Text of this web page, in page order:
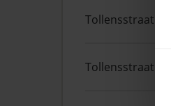
Tollensstraat
Tollensstraat